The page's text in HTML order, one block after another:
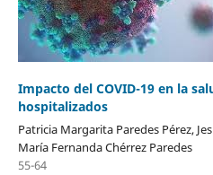
Impacto del COVID-19 en la
hospitalizados
Patricia Margarita Paredes Pérez,
María Fernanda Chérrez Paredes
55-64